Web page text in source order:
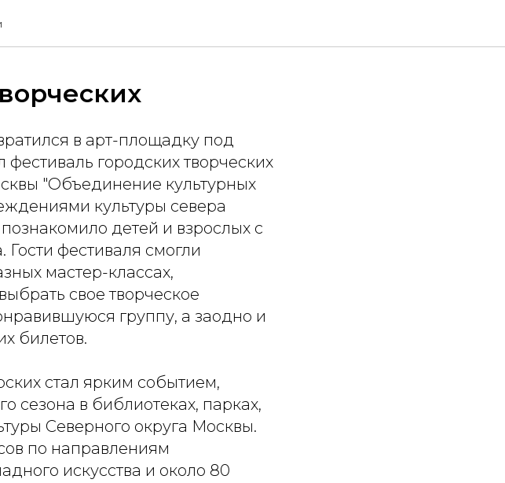
в арт-площадку под
городских творческих
"Объединение культурных
культуры севера
детей и взрослых с
фестиваля смогли
мастер-классах,
свое творческое
группу, а заодно и
билетов.
стал ярким событием,
сезона в библиотеках, парках,
Северного округа Москвы.
по направлениям
искусства и около 80